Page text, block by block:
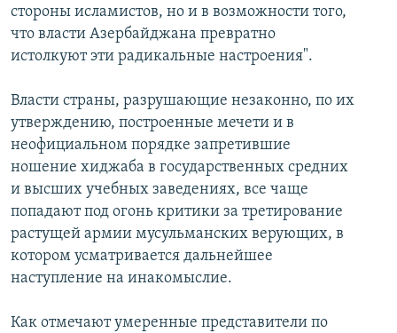
стороны исламистов, но и в возможности того,
что власти Азербайджана превратно
истолкуют эти радикальные настроения".
Власти страны, разрушающие незаконно, по их
утверждению, построенные мечети и в
неофициальном порядке запретившие
ношение хиджаба в государственных средних
и высших учебных заведениях, все чаще
попадают под огонь критики за третирование
растущей армии мусульманских верующих, в
котором усматривается дальнейшее
наступление на инакомыслие.
Как отмечают умеренные представители по